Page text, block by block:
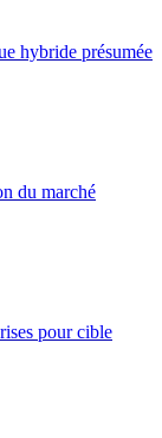
hybride présumée
du marché
pour cible